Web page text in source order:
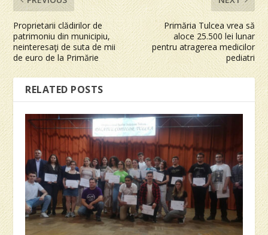
Proprietarii clădirilor de
patrimoniu din municipiu,
neinteresaţi de suta de mii
de euro de la Primărie
Primăria Tulcea vrea să
aloce 25.500 lei lunar
pentru atragerea medicilor
pediatri
RELATED POSTS